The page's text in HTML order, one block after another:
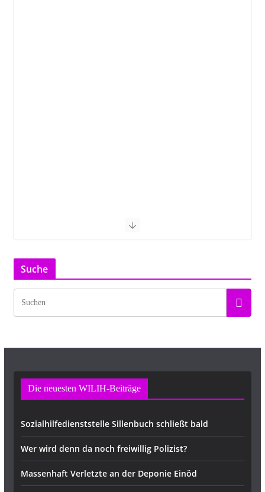
Suche
Die neuesten WILIH-Beiträge
Sozialhilfedienststelle Sillenbuch schließt bald
Wer wird denn da noch freiwillig Polizist?
Massenhaft Verletzte an der Deponie Einöd